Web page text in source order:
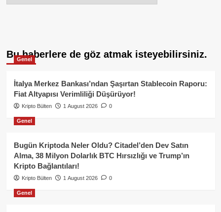
Bu haberlere de göz atmak isteyebilirsiniz.
Genel
İtalya Merkez Bankası’ndan Şaşırtan Stablecoin Raporu:
Fiat Altyapısı Verimliliği Düşürüyor!
Kripto Bülten 1 August 2026 0
Genel
Bugün Kriptoda Neler Oldu? Citadel’den Dev Satın
Alma, 38 Milyon Dolarlık BTC Hırsızlığı ve Trump’ın
Kripto Bağlantıları!
Kripto Bülten 1 August 2026 0
Genel